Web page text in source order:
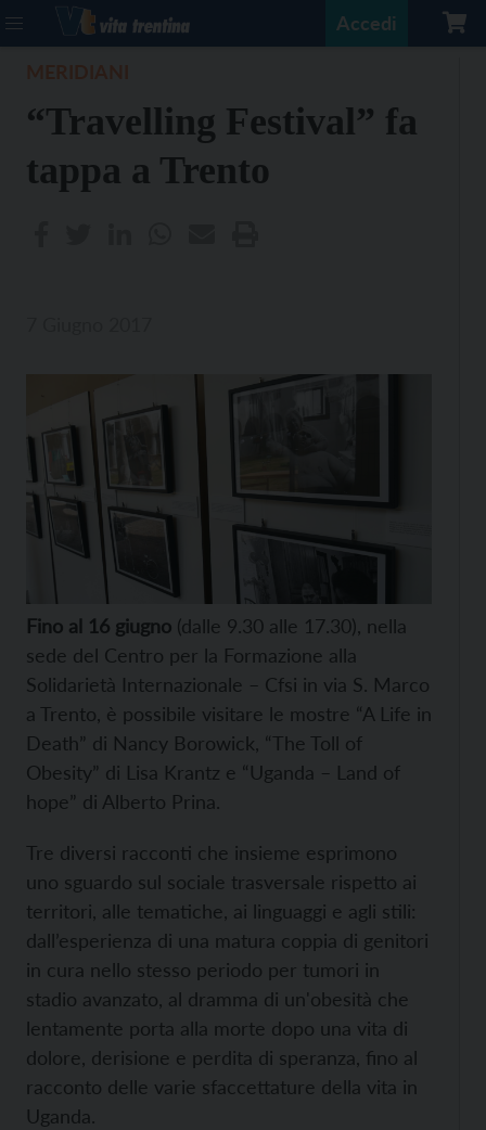
Accedi
“Travelling Festival” fa
tappa a Trento
Fino al 16 giugno (dalle 9.30 alle 17.30), nella
sede del Centro per la Formazione alla
Solidarietà Internazionale – Cfsi in via S. Marco
a Trento, è possibile visitare le mostre “A Life in
Death” di Nancy Borowick, “The Toll of
Obesity” di Lisa Krantz e “Uganda – Land of
hope” di Alberto Prina.
Tre diversi racconti che insieme esprimono
uno sguardo sul sociale trasversale rispetto ai
territori, alle tematiche, ai linguaggi e agli stili:
dall’esperienza di una matura coppia di genitori
in cura nello stesso periodo per tumori in
stadio avanzato, al dramma di un'obesità che
lentamente porta alla morte dopo una vita di
dolore, derisione e perdita di speranza, fino al
racconto delle varie sfaccettature della vita in
Uganda.